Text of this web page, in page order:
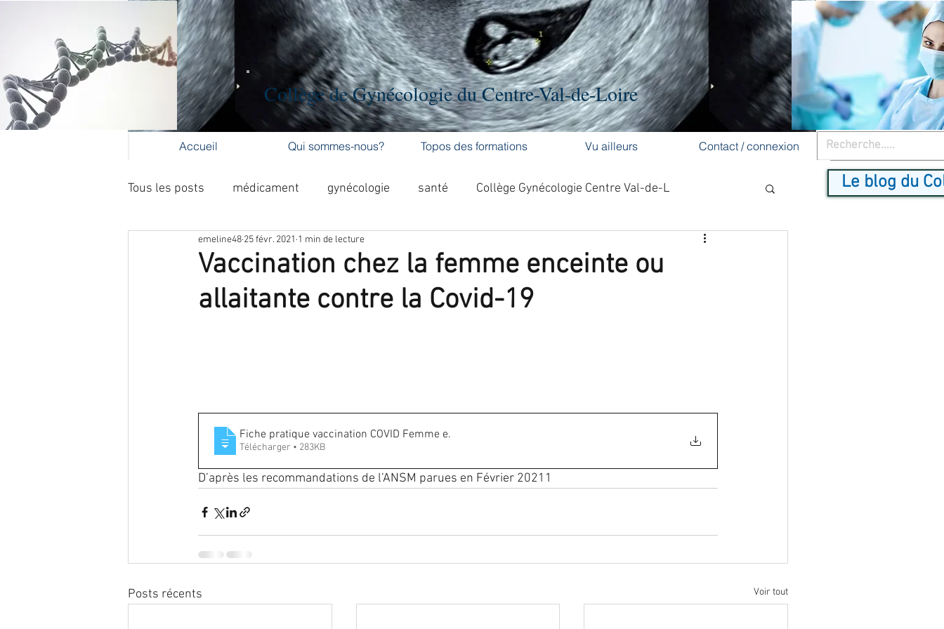
Collège de Gynécologie du Centre-Val-de-Loire
Accueil Qui sommes-nous? Topos des formations Vu ailleurs Contact / connexion
Tous les posts médicament gynécologie santé Collège Gynécologie Centre Val-de-L
Formation médicale continue activité physique cancer du sein
cancer du col cancer de l'ovaire contraception contraception
nutrition oncogénétique PMA préservation de fertilité stérilisation ostéoporose
reproduction Traitement hormonal de ménopause
Vaccination chez la femme enceinte ou
allaitante contre la Covid-19
emeline48 25 févr. 2021 1 min de lecture
Fiche pratique vaccination COVID Femme e.
Télécharger • 283KB
D’après les recommandations de l’ANSM parues en Février 20211
Posts récents Voir tout
Le blog du